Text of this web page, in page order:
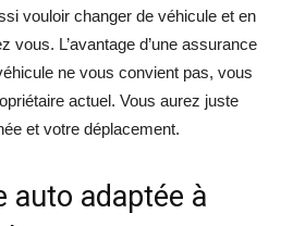
vouloir changer de véhicule et en
vous. L’avantage d’une assurance
ne vous convient pas, vous
actuel. Vous aurez juste
et votre déplacement.
auto adaptée à